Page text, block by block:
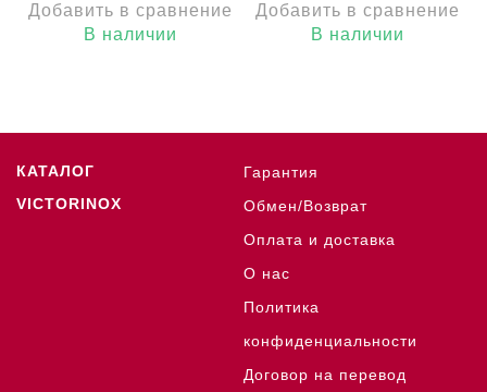
Добавить в сравнение
В наличии
Добавить в сравнение
В наличии
КАТАЛОГ
VICTORINOX
Гарантия
Обмен/Возврат
Оплата и доставка
О нас
Политика
конфиденциальности
Договор на перевод